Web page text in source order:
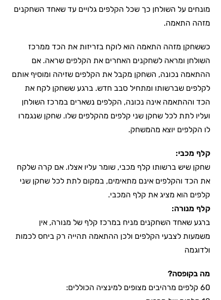
מונחים על השולחן כך שכל הקלפים גלויים עד שאחד השחקנים
מזהה התאמה.
כששחקן מזהה התאמה הוא לוקח בזריזות את הכד ממרכז
השולחן ומראה לשחקנים האחרים את הקלפים שראה. אם
ההתאמה נכונה, השחקן מקבל את הקלפים שזיהה ומוסיף אותם
לקלפים שברשותו ומתחיל סבב חדש. ברגע ששחקן לקח את
הכד וההתאמה אינה נכונה, הקלפים נשארים במרכז השולחן
ועליו לתת לכל שחקן שני קלפים מהקלפים שלו. שחקן שנגמרו
לו הקלפים יוצא מהמשחק.
קלף מכבי:
שחקן שיש ברשותו קלף מכבי, שומר עליו אצלו. אם קרה שלקח
את הכד והקלפים אינם מתאימים, במקום לתת לכל שחקן שני
קלפים הוא מציג את קלף המכבי.
קלף מנורה:
ברגע שאחד השחקנים מניח במרכז קלף של מנורה, אין
משמעות לצבעי הקלפים ולכן ההתאמה תהייה רק ביחס לכמות
ולדוגמה
מה בקופסה?
60 קלפים מרהיבים מצופים למינציה הכוללים: